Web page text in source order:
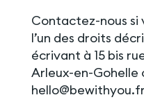
Contactez-nous si
l’un des droits
écrivant à 15 bis
Arleux-en-Gohelle
hello@bewithyou.fr